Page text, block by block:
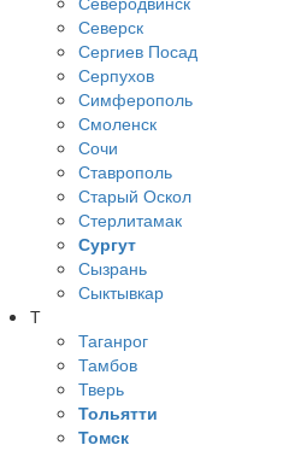
Северск
Сергиев Посад
Серпухов
Симферополь
Смоленск
Сочи
Ставрополь
Старый Оскол
Стерлитамак
Сургут
Сызрань
Сыктывкар
Т
Таганрог
Тамбов
Тверь
Тольятти
Томск